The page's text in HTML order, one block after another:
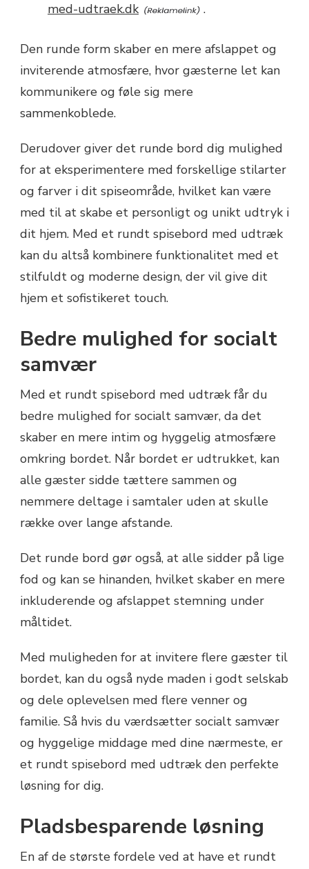
med-udtraek.dk .
Den runde form skaber en mere afslappet og
inviterende atmosfære, hvor gæsterne let kan
kommunikere og føle sig mere
sammenkoblede.
Derudover giver det runde bord dig mulighed
for at eksperimentere med forskellige stilarter
og farver i dit spiseområde, hvilket kan være
med til at skabe et personligt og unikt udtryk i
dit hjem. Med et rundt spisebord med udtræk
kan du altså kombinere funktionalitet med et
stilfuldt og moderne design, der vil give dit
hjem et sofistikeret touch.
Bedre mulighed for socialt
samvær
Med et rundt spisebord med udtræk får du
bedre mulighed for socialt samvær, da det
skaber en mere intim og hyggelig atmosfære
omkring bordet. Når bordet er udtrukket, kan
alle gæster sidde tættere sammen og
nemmere deltage i samtaler uden at skulle
række over lange afstande.
Det runde bord gør også, at alle sidder på lige
fod og kan se hinanden, hvilket skaber en mere
inkluderende og afslappet stemning under
måltidet.
Med muligheden for at invitere flere gæster til
bordet, kan du også nyde maden i godt selskab
og dele oplevelsen med flere venner og
familie. Så hvis du værdsætter socialt samvær
og hyggelige middage med dine nærmeste, er
et rundt spisebord med udtræk den perfekte
løsning for dig.
Pladsbesparende løsning
En af de største fordele ved at have et rundt